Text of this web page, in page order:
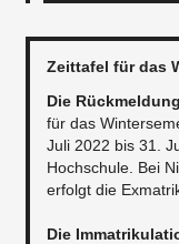
Zeittafel für das
Die Rückmeldung
für das
Juli 2022 bis 31.
Hochschule. Bei
erfolgt die
Die